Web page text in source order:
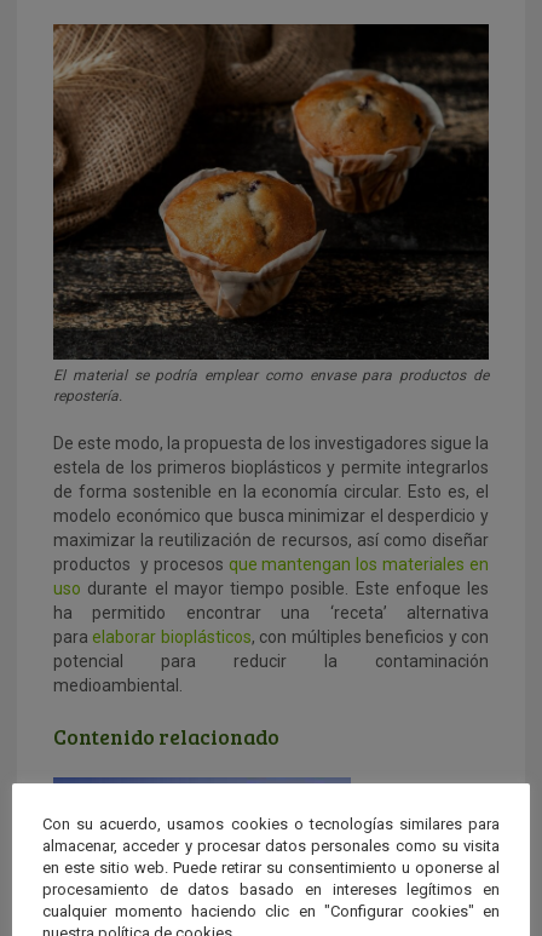
El material se podría emplear como envase para productos de
repostería.
De este modo, la propuesta de los investigadores sigue la
estela de los primeros bioplásticos y permite integrarlos
de forma sostenible en la economía circular. Esto es, el
modelo económico que busca minimizar el desperdicio y
maximizar la reutilización de recursos, así como diseñar
productos y procesos que mantengan los materiales en
uso durante el mayor tiempo posible. Este enfoque les
ha permitido encontrar una ‘receta’ alternativa
para elaborar bioplásticos, con múltiples beneficios y con
potencial para reducir la contaminación
medioambiental.
Contenido relacionado
Con su acuerdo, usamos cookies o tecnologías similares para
almacenar, acceder y procesar datos personales como su visita
en este sitio web. Puede retirar su consentimiento u oponerse al
procesamiento de datos basado en intereses legítimos en
cualquier momento haciendo clic en "Configurar cookies" en
nuestra política de cookies.